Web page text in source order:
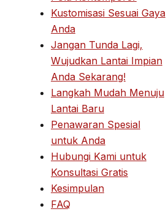
Kustomisasi Sesuai Gaya
Anda
Jangan Tunda Lagi,
Wujudkan Lantai Impian
Anda Sekarang!
Langkah Mudah Menuju
Lantai Baru
Penawaran Spesial
untuk Anda
Hubungi Kami untuk
Konsultasi Gratis
Kesimpulan
FAQ